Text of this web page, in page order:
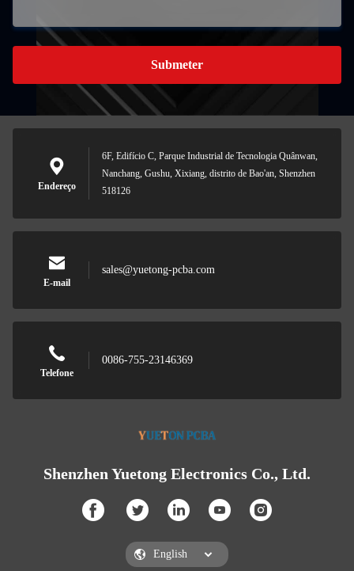
Submeter
Endereço
6F, Edifício C, Parque Industrial de Tecnologia Quânwan,
Nanchang, Gushu, Xixiang, distrito de Bao'an, Shenzhen
518126
E-mail
sales@yuetong-pcba.com
Telefone
0086-755-23146369
Shenzhen Yuetong Electronics Co., Ltd.